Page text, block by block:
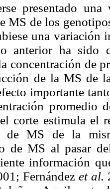
presentado
MS de los
una variación
anterior ha sido
concentración de
de la MS de
importante
promedio
corte estimula el
de MS de la
de MS al pasar
información
Fernández et al.